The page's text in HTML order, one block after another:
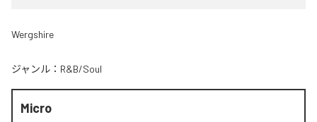
Wergshire
ジャンル： R&B/Soul
Micro